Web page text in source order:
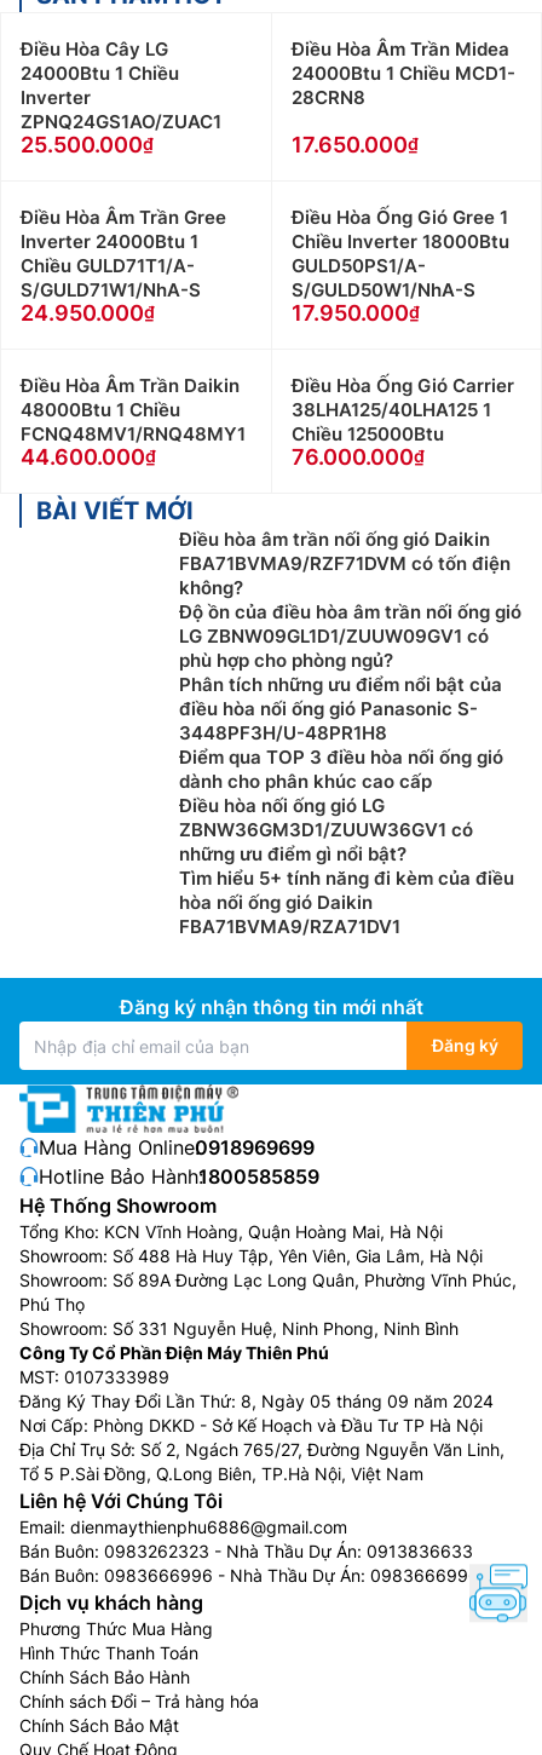
Điều Hòa Cây LG
24000Btu 1 Chiều
Inverter
ZPNQ24GS1AO/ZUAC1
25.500.000
Điều Hòa Âm Trần Midea
24000Btu 1 Chiều MCD1-
28CRN8
17.650.000
Điều Hòa Âm Trần Gree
Inverter 24000Btu 1
Chiều GULD71T1/A-
S/GULD71W1/NhA-S
24.950.000
Điều Hòa Ống Gió Gree 1
Chiều Inverter 18000Btu
GULD50PS1/A-
S/GULD50W1/NhA-S
17.950.000
Điều Hòa Âm Trần Daikin
48000Btu 1 Chiều
FCNQ48MV1/RNQ48MY1
44.600.000
Điều Hòa Ống Gió Carrier
38LHA125/40LHA125 1
Chiều 125000Btu
76.000.000
BÀI VIẾT MỚI
Điều hòa âm trần nối ống gió Daikin
FBA71BVMA9/RZF71DVM có tốn điện
không?
Độ ồn của điều hòa âm trần nối ống gió
LG ZBNW09GL1D1/ZUUW09GV1 có
phù hợp cho phòng ngủ?
Phân tích những ưu điểm nổi bật của
điều hòa nối ống gió Panasonic S-
3448PF3H/U-48PR1H8
Điểm qua TOP 3 điều hòa nối ống gió
dành cho phân khúc cao cấp
Điều hòa nối ống gió LG
ZBNW36GM3D1/ZUUW36GV1 có
những ưu điểm gì nổi bật?
Tìm hiểu 5+ tính năng đi kèm của điều
hòa nối ống gió Daikin
FBA71BVMA9/RZA71DV1
Đăng ký nhận thông tin mới nhất
Đăng ký
Mua Hàng Online:0918969699
Hotline Bảo Hành:1800585859
Hệ Thống Showroom
Tổng Kho: KCN Vĩnh Hoàng, Quận Hoàng Mai, Hà Nội
Showroom: Số 488 Hà Huy Tập, Yên Viên, Gia Lâm, Hà Nội
Showroom: Số 89A Đường Lạc Long Quân, Phường Vĩnh Phúc,
Phú Thọ
Showroom: Số 331 Nguyễn Huệ, Ninh Phong, Ninh Bình
Công Ty Cổ Phần Điện Máy Thiên Phú
MST: 0107333989
Đăng Ký Thay Đổi Lần Thứ: 8, Ngày 05 tháng 09 năm 2024
Nơi Cấp: Phòng DKKD - Sở Kế Hoạch và Đầu Tư TP Hà Nội
Địa Chỉ Trụ Sở: Số 2, Ngách 765/27, Đường Nguyễn Văn Linh,
Tổ 5 P.Sài Đồng, Q.Long Biên, TP.Hà Nội, Việt Nam
Liên hệ Với Chúng Tôi
Email: dienmaythienphu6886@gmail.com
Bán Buôn: 0983262323 - Nhà Thầu Dự Án: 0913836633
Bán Buôn: 0983666996 - Nhà Thầu Dự Án: 0983666996
Dịch vụ khách hàng
Phương Thức Mua Hàng
Hình Thức Thanh Toán
Chính Sách Bảo Hành
Chính sách Đổi – Trả hàng hóa
Chính Sách Bảo Mật
Quy Chế Hoạt Động